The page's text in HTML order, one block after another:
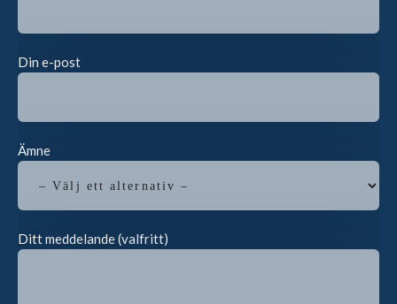
Din e-post
Ämne
Ditt meddelande (valfritt)